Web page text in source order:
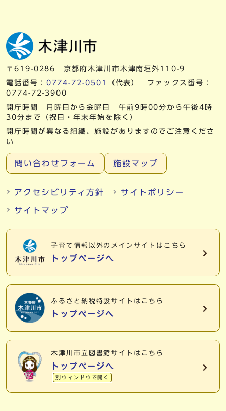
〒619-0286 京都府木津川市木津南垣外110-9
電話番号： 0774-72-0501
（代表） ファックス番号：
0774-72-3900
開庁時間 月曜日から金曜日 午前9時00分から午後4時
30分まで（祝日・年末年始を除く）
開庁時間が異なる組織、施設がありますのでご注意くださ
い
問い合わせフォーム 施設マップ
アクセシビリティ方針 サイトポリシー
サイトマップ
子育て情報以外の メインサイトはこちら
トップページへ
ふるさと納税特設サイトはこちら
トップページへ
木津川市立図書館サイトはこちら
トップページへ
別ウィンドウで開く